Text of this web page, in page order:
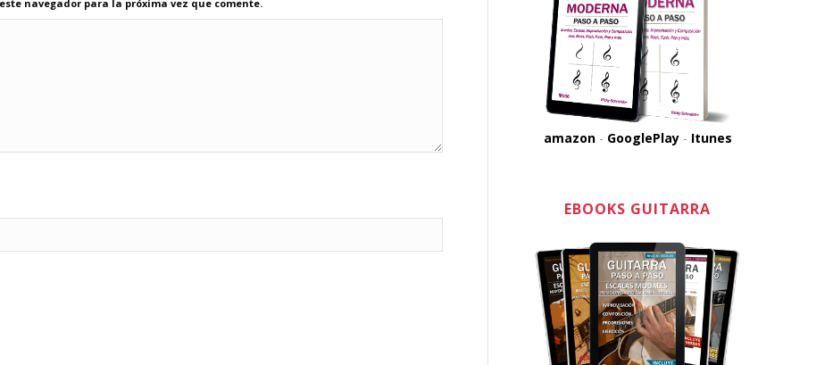
navegador para la próxima vez que comente.
amazon- GooglePlay- Itunes
EBOOKS GUITARRA